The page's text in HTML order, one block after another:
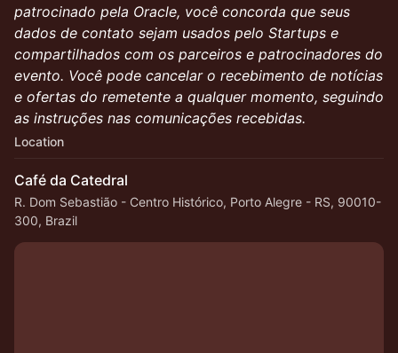
patrocinado pela Oracle, você concorda que seus
dados de contato sejam usados pelo Startups e
compartilhados com os parceiros e patrocinadores do
evento. Você pode cancelar o recebimento de notícias
e ofertas do remetente a qualquer momento, seguindo
as instruções nas comunicações recebidas.
Location
Café da Catedral
R. Dom Sebastião - Centro Histórico, Porto Alegre - RS, 90010-
300, Brazil